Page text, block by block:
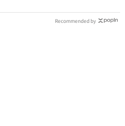
Recommended by